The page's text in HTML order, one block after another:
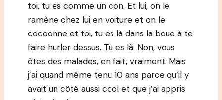
toi, tu es comme un con. Et lui, on le
ramène chez lui en voiture et on le
cocoonne et toi, tu es là dans la boue à te
faire hurler dessus. Tu es là: Non, vous
êtes des malades, en fait, vraiment. Mais
j’ai quand même tenu 10 ans parce qu’il y
avait un côté aussi cool et que j’ai appris